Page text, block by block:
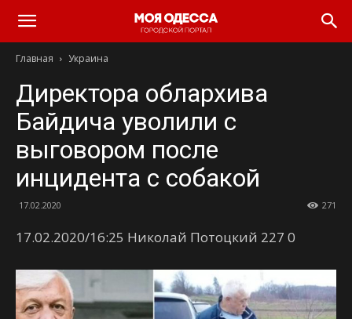
Моя
Одесса
Главная Украина
Директора облархива
Байдича уволили с
выговором после
инцидента с собакой
17.02.2020 271
17.02.2020/16:25 Николай Потоцкий 227 0